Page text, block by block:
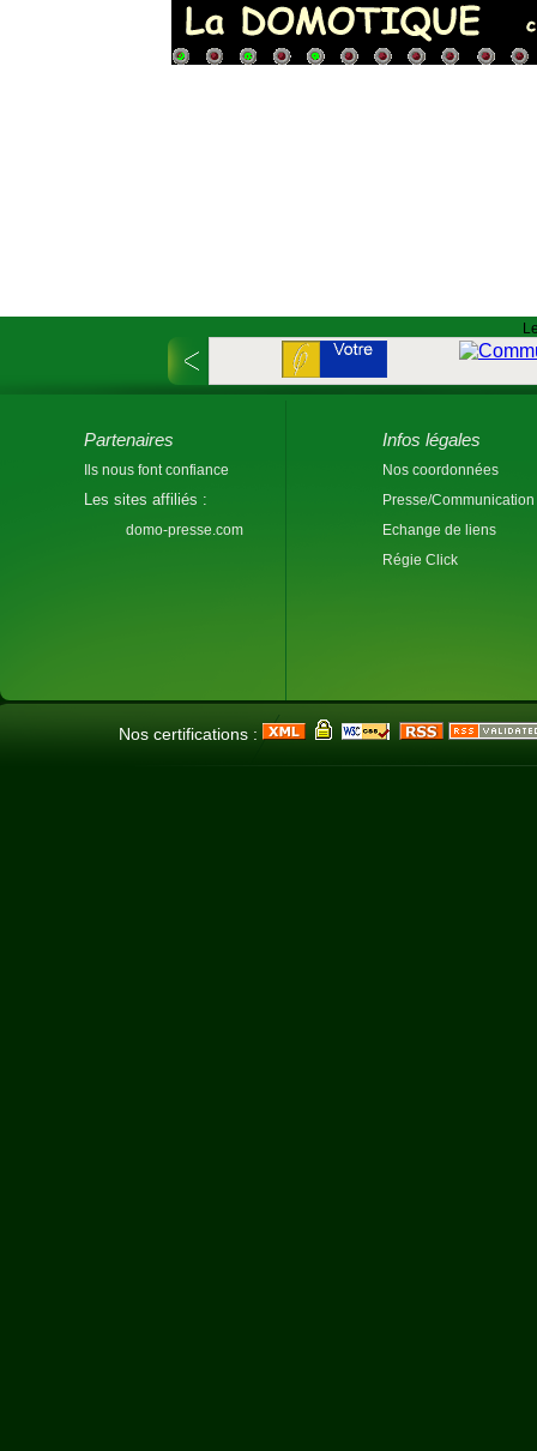
Partenaires
Ils nous font confiance
Les sites affiliés :
domo-presse.com
Infos légales
Nos coordonnées
Presse/Communication
Echange de liens
Régie Click
Nos certifications :